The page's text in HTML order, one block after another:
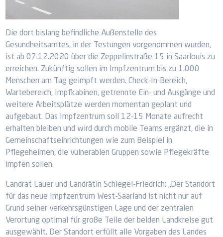
Die dort bislang befindliche Außenstelle des
Gesundheitsamtes, in der Testungen vorgenommen wurden,
ist ab 07.12.2020 über die Zeppelinstraße 15 in Saarlouis zu
erreichen. Zukünftig sollen im Impfzentrum bis zu 1.000
Menschen am Tag geimpft werden. Check-In-Bereich,
Wartebereich, Impfkabinen, getrennte Ein- und Ausgänge und
weitere Arbeitsplätze werden momentan geplant und
aufgebaut. Das Impfzentrum soll 12-15 Monate aufrecht
erhalten bleiben und wird durch mobile Teams ergänzt, die in
Gemeinschaftseinrichtungen wie zum Beispiel in
Pflegeheimen, die vulnerablen Gruppen sowie Pflegekräfte
impfen sollen.
Landrat Lauer und Landrätin Schlegel-Friedrich: „Der Standort
für das neue Impfzentrum West-Saarland ist nicht nur auf
Grund seiner verkehrsgünstigen Lage und der zentralen
Verortung optimal für große Teile der beiden Landkreise gut
ausgewählt. Der Standort erfüllt alle Vorgaben des Landes